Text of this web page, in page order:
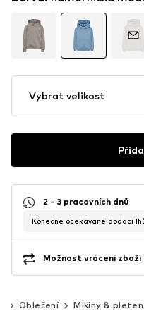
Vybrat velikost
2 - 3 pracovních dnů
Konečné očekávané dodací
Možnost vrácení zboží
Oblečení Mikiny &